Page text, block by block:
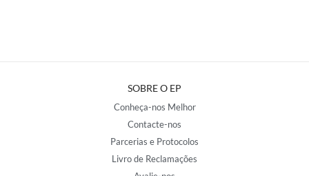
SOBRE O EP
Conheça-nos Melhor
Contacte-nos
Parcerias e Protocolos
Livro de Reclamações